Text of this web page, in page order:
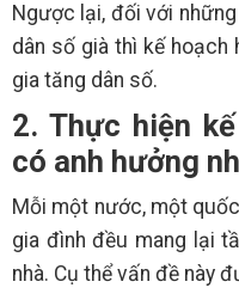
Ngược lại, đối với
dân số già thì kế hoạch
gia tăng dân số.
2. Thực hiện
có anh hưởng
Mỗi một nước, một
gia đình đều mang lại
nhà. Cụ thể vấn đề này